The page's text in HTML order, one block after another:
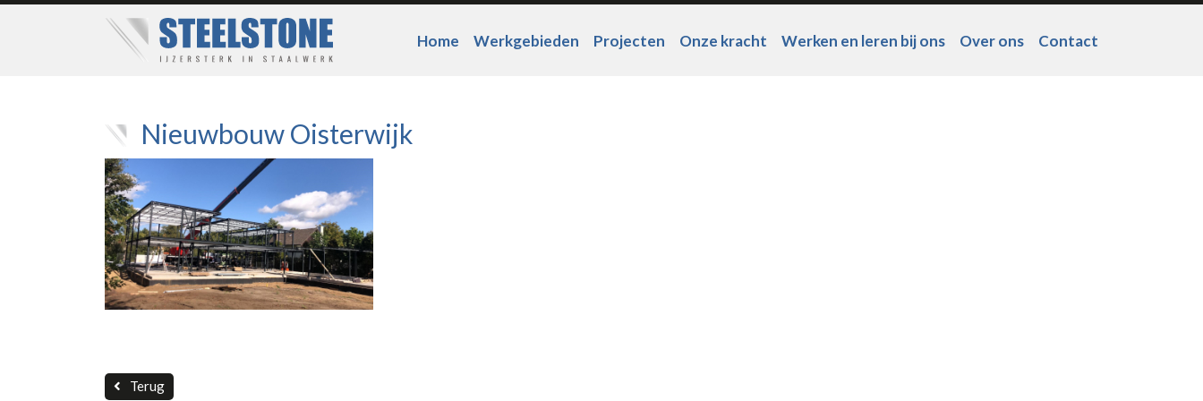
Home Werkgebieden Projecten Onze kracht Werken en leren bij ons Over ons Contact
Nieuwbouw Oisterwijk
Terug